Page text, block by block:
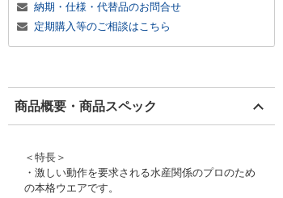
納期・仕様・代替品のお問合せ
定期購入等のご相談はこちら
商品概要・商品スペック
＜特長＞
・激しい動作を要求される水産関係のプロのため
の本格ウエアです。